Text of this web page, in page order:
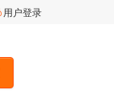
用户登录